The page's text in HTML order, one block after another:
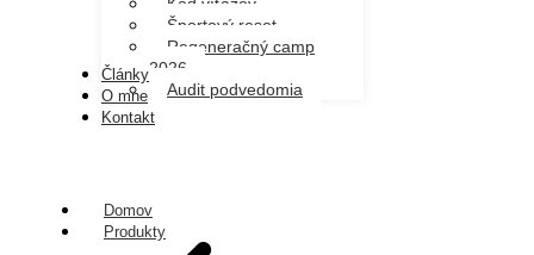
Športový reset
Regeneračný camp
2026
Audit podvedomia
Články
O mne
Kontakt
Domov
Produkty